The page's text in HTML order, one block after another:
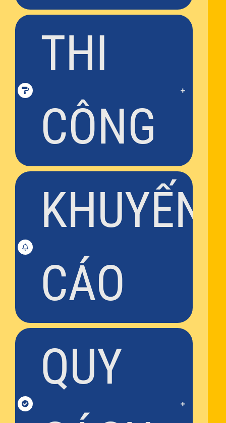
THI
CÔNG
KHUYẾN
CÁO
QUY